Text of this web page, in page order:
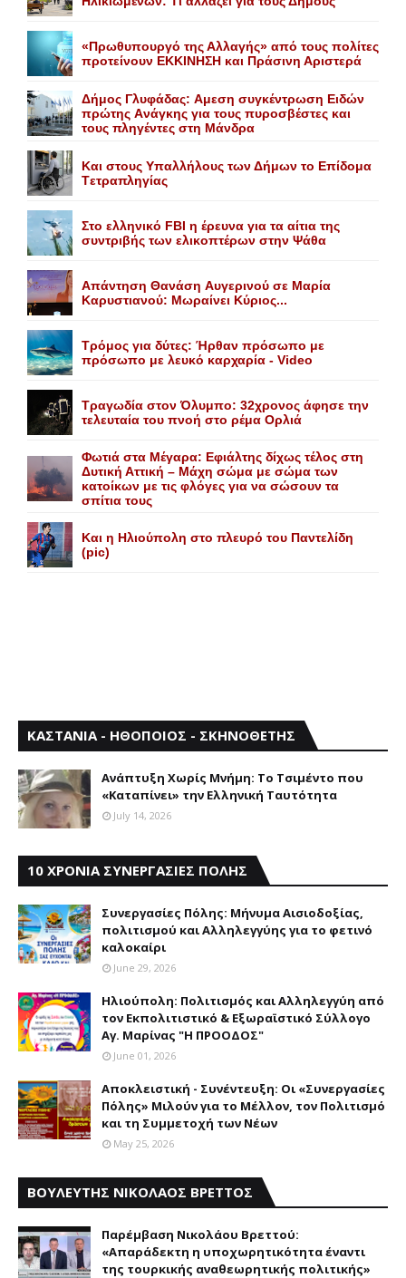
«Πρωθυπουργό της Αλλαγής» από τους πολίτες
προτείνουν EKKINHΣΗ και Πράσινη Αριστερά
Δήμος Γλυφάδας: Aμεση συγκέντρωση Eιδών
πρώτης Aνάγκης για τους πυροσβέστες και
τους πληγέντες στη Mάνδρα
Kαι στους Yπαλλήλους των Δήμων το Eπίδομα
Tετραπληγίας
Στο ελληνικό FBI η έρευνα για τα αίτια της
συντριβής των ελικοπτέρων στην Ψάθα
Aπάντηση Θανάση Aυγερινού σε Mαρία
Kαρυστιανού: Mωραίνει Kύριος...
Τρόμος για δύτες: Ήρθαν πρόσωπο με
πρόσωπο με λευκό καρχαρία - Video
Τραγωδία στον Όλυμπο: 32χρονος άφησε την
τελευταία του πνοή στο ρέμα Ορλιά
Φωτιά στα Μέγαρα: Εφιάλτης δίχως τέλος στη
Δυτική Αττική – Μάχη σώμα με σώμα των
κατοίκων με τις φλόγες για να σώσουν τα
σπίτια τους
Και η Ηλιούπολη στο πλευρό του Παντελίδη
(pic)
ΚΑΣΤΑΝΙΑ - ΗΘΟΠΟΙΟΣ - ΣΚΗΝΟΘΕΤΗΣ
Aνάπτυξη Xωρίς Mνήμη: Το Τσιμέντο που
«Καταπίνει» την Ελληνική Ταυτότητα
July 14, 2026
10 ΧΡΟΝΙΑ ΣΥΝΕΡΓΑΣΙΕΣ ΠΟΛΗΣ
Συνεργασίες Πόλης: Mήνυμα Aισιοδοξίας,
πολιτισμού και Aλληλεγγύης για το φετινό
καλοκαίρι
June 29, 2026
Ηλιούπολη: Πολιτισμός και Aλληλεγγύη από
τον Εκπολιτιστικό & Εξωραϊστικό Σύλλογο
Αγ. Μαρίνας "Η ΠΡΟΟΔΟΣ"
June 01, 2026
Αποκλειστική - Συνέντευξη: Οι «Συνεργασίες
Πόλης» Μιλούν για το Μέλλον, τον Πολιτισμό
και τη Συμμετοχή των Νέων
May 25, 2026
ΒΟΥΛΕΥΤΗΣ ΝΙΚΟΛΑΟΣ ΒΡΕΤΤΟΣ
Παρέμβαση Nικολάου Bρεττού:
«Aπαράδεκτη η υποχωρητικότητα έναντι
της τουρκικής αναθεωρητικής πολιτικής»